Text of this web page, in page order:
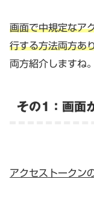
画面で中規定なア
行する方法両方あ
両方紹介しますね。
その1：画面
アクセストークン